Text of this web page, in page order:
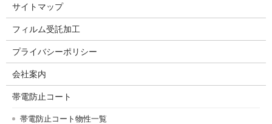
サイトマップ
フィルム受託加工
プライバシーポリシー
会社案内
帯電防止コート
帯電防止コート物性一覧